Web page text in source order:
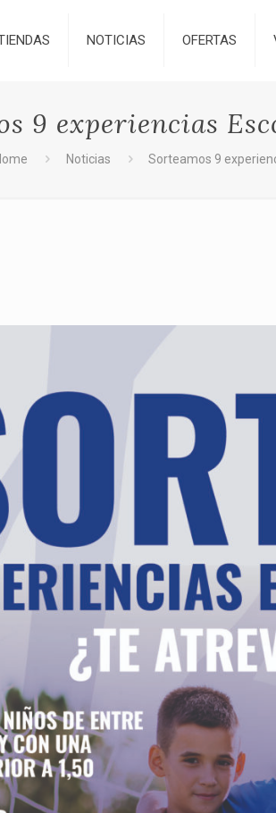
NOTICIAS OFERTAS
9 experiencias
Noticias Sorteamos 9